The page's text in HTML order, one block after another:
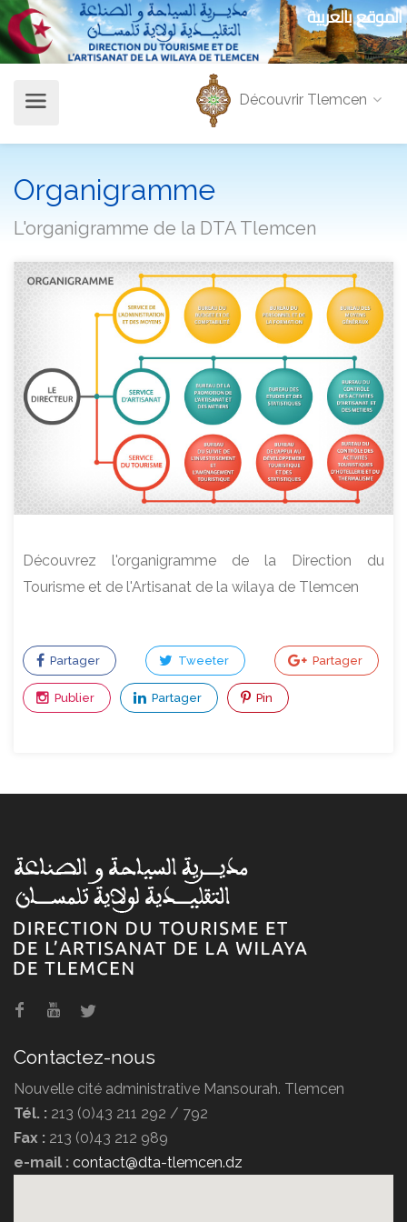
الموقع بالعربية
Découvrir Tlemcen
Organigramme
L'organigramme de la DTA Tlemcen
Découvrez l'organigramme de la Direction du
Tourisme et de l'Artisanat de la wilaya de Tlemcen
Partager Tweeter Partager
Publier Partager Pin
Contactez-nous
Nouvelle cité administrative Mansourah. Tlemcen
Tél. : 213 (0)43 211 292 / 792
Fax : 213 (0)43 212 989
e-mail : contact@dta-tlemcen.dz